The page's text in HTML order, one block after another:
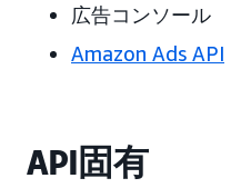
広告コンソール
Amazon Ads API
API固有